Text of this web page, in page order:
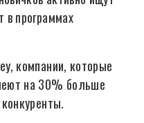
в программах
компании, которые
на 30% больше